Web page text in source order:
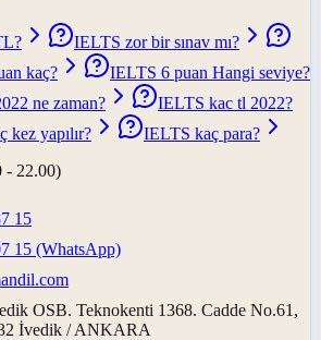
IELTS zor bir sınav mı?
kaç?
IELTS 6 puan Hangi seviye?
ne zaman?
IELTS kac tl 2022?
kez yapılır?
IELTS kaç para?
- 22.00)
15
15 (WhatsApp)
OSB. Teknokenti 1368. Cadde No.61,
İvedik / ANKARA